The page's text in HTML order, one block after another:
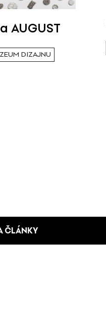
AUGUST
DIZAJNU
ČLÁNKY